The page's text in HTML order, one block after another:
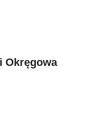
Okręgowa